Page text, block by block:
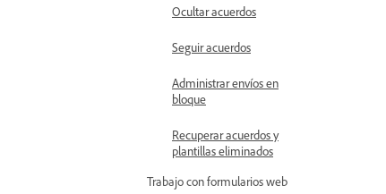
Ocultar acuerdos
Seguir acuerdos
Administrar envíos en
bloque
Recuperar acuerdos y
plantillas eliminados
Trabajo con formularios web